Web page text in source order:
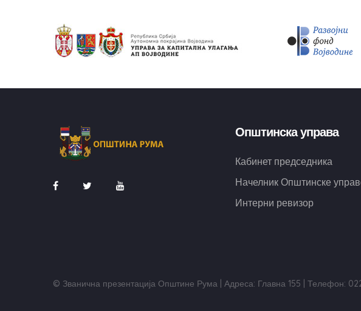
Општинска управа
Кабинет председника
Начелник Општинске
Интерни ревизор
© Званична презентација Општине Рума | Адреса: Главна 155 | Телефон: